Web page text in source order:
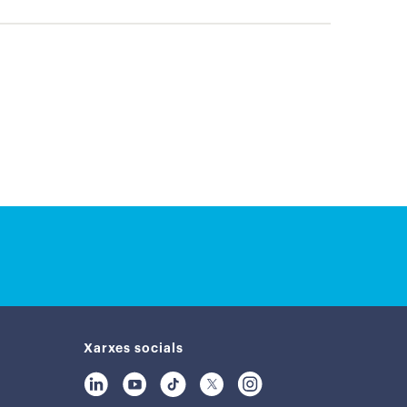
Xarxes socials